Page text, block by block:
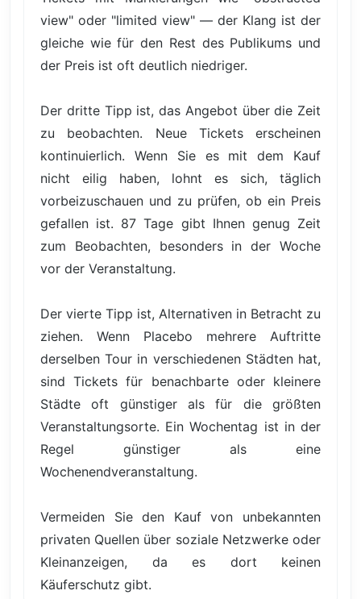
view" oder "limited view" — der Klang ist der
gleiche wie für den Rest des Publikums und
der Preis ist oft deutlich niedriger.
Der dritte Tipp ist, das Angebot über die Zeit
zu beobachten. Neue Tickets erscheinen
kontinuierlich. Wenn Sie es mit dem Kauf
nicht eilig haben, lohnt es sich, täglich
vorbeizuschauen und zu prüfen, ob ein Preis
gefallen ist. 87 Tage gibt Ihnen genug Zeit
zum Beobachten, besonders in der Woche
vor der Veranstaltung.
Der vierte Tipp ist, Alternativen in Betracht zu
ziehen. Wenn Placebo mehrere Auftritte
derselben Tour in verschiedenen Städten hat,
sind Tickets für benachbarte oder kleinere
Städte oft günstiger als für die größten
Veranstaltungsorte. Ein Wochentag ist in der
Regel günstiger als eine
Wochenendveranstaltung.
Vermeiden Sie den Kauf von unbekannten
privaten Quellen über soziale Netzwerke oder
Kleinanzeigen, da es dort keinen
Käuferschutz gibt.